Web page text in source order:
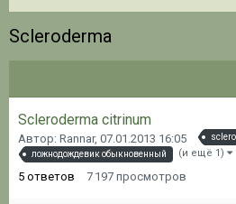
Scleroderma
Scleroderma citrinum
Автор: Rannar, 07.01.2013 16:05
ложнодождевик обыкновенный
(и ещё 1)
5 ответов 7 197 просмотров